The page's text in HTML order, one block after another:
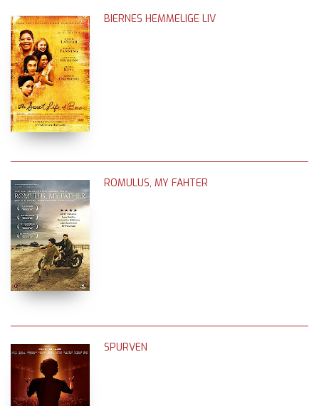
BIERNES HEMMELIGE LIV
ROMULUS, MY FAHTER
SPURVEN